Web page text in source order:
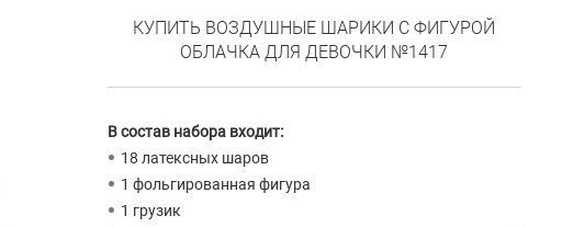
КУПИТЬ ВОЗДУШНЫЕ ШАРИКИ С ФИГУРОЙ
ОБЛАЧКА ДЛЯ ДЕВОЧКИ №1417
В состав набора входит:
18 латексных шаров
1 фольгированная фигура
1 грузик